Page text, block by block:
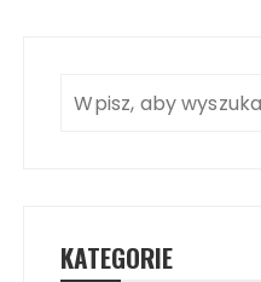
KATEGORIE